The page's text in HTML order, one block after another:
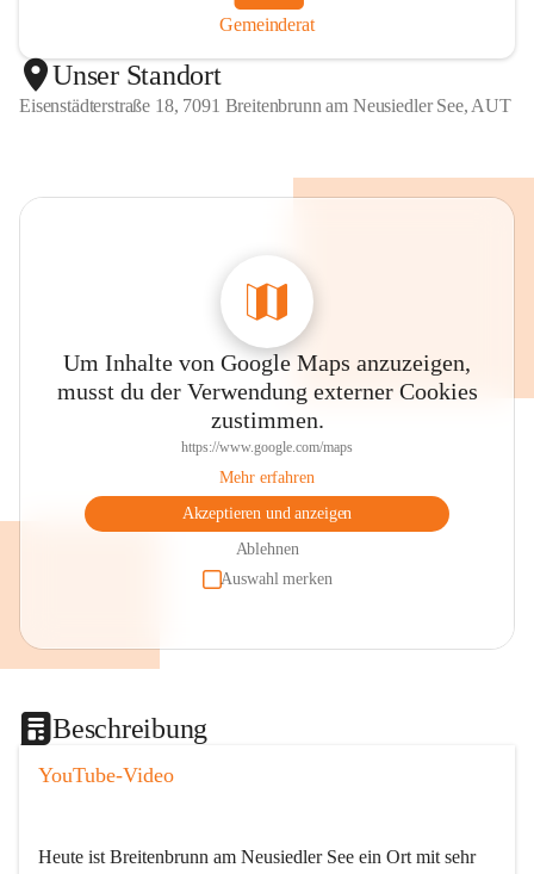
Gemeinderat
Unser Standort
Eisenstädterstraße 18, 7091 Breitenbrunn am Neusiedler See, AUT
Um Inhalte von Google Maps anzuzeigen,
musst du der Verwendung externer Cookies
zustimmen.
https://www.google.com/maps
Mehr erfahren
Akzeptieren und anzeigen
Ablehnen
Auswahl merken
Beschreibung
YouTube-Video
Heute ist Breitenbrunn am Neusiedler See ein Ort mit sehr